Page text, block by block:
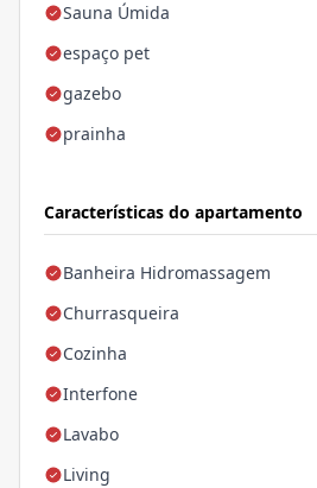
Sauna Úmida
espaço pet
gazebo
prainha
Características do apartamento
Banheira Hidromassagem
Churrasqueira
Cozinha
Interfone
Lavabo
Living